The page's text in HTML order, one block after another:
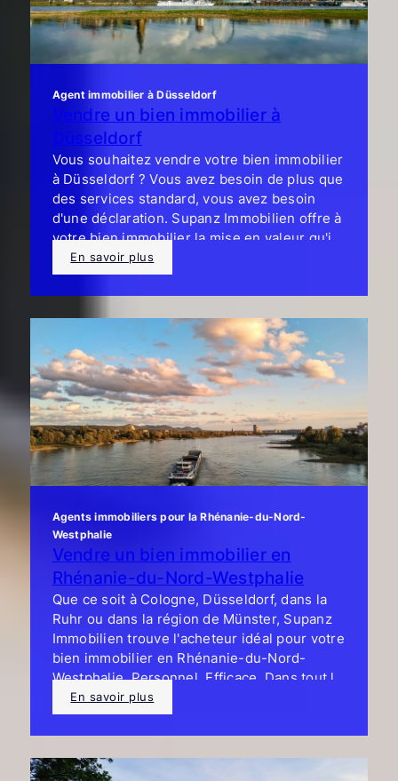
Agent immobilier à Düsseldorf
Vendre un bien immobilier à
Düsseldorf
Vous souhaitez vendre votre bien immobilier
à Düsseldorf ? Vous avez besoin de plus que
des services standard, vous avez besoin
d'une déclaration. Supanz Immobilien offre à
votre bien immobilier la mise en valeur qu'il
mérite.
En savoir plus
Agents immobiliers pour la Rhénanie-du-Nord-
Westphalie
Vendre un bien immobilier en
Rhénanie-du-Nord-Westphalie
Que ce soit à Cologne, Düsseldorf, dans la
Ruhr ou dans la région de Münster, Supanz
Immobilien trouve l'acheteur idéal pour votre
bien immobilier en Rhénanie-du-Nord-
Westphalie. Personnel. Efficace. Dans tout le
Land.En savoir plus